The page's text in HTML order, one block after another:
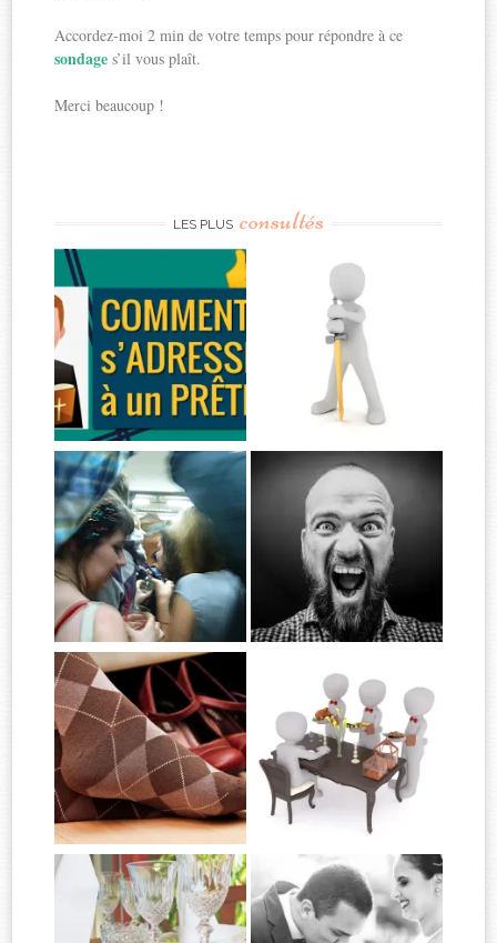
Accordez-moi 2 min de votre temps pour répondre à ce
sondages’il vous plaît.
Merci beaucoup !
LES PLUS consultés